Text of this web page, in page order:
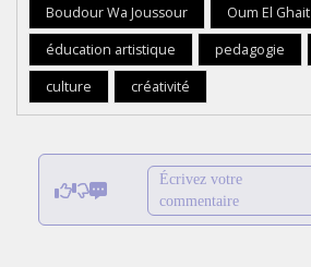
Boudour Wa Joussour Oum El Ghait
éducation artistique
pedagogie
culture
créativité
Écrivez votre
commentaire